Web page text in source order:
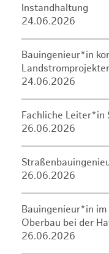
Instandhaltung
24.06.2026
Bauingenieur*in
24.06.2026
Fachliche Leiter*in
26.06.2026
26.06.2026
Bauingenieur*in
Oberbau bei der
26.06.2026